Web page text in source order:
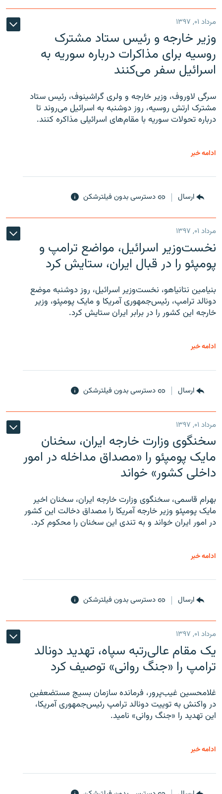
مرداد ۰۱, ۱۳۹۷
وزیر خارجه و رئیس‌ ستاد مشترک
روسیه برای مذاکرات درباره سوریه به
اسرائیل سفر می‌کنند
سرگی لاوروف، وزیر خارجه و ولری گراشینوف، رئیس ستاد
مشترک ارتش روسیه، روز دوشنبه به اسرائیل می‌روند تا
درباره تحولات سوریه با مقام‌های اسرائیلی مذاکره کنند.
ادامه خبر
ارسال دسترسی بدون فیلترشکن
مرداد ۰۱, ۱۳۹۷
نخست‌وزیر اسرائیل، مواضع ترامپ و
پومپئو را در قبال ایران، ستایش کرد
بنیامین نتانیاهو، نخست‌وزیر اسرائیل، روز دوشنبه موضع
دونالد ترامپ، رئیس‌جمهوری آمریکا و مایک پومپئو، وزیر
خارجه این کشور را در برابر ایران ستایش کرد.
ادامه خبر
ارسال دسترسی بدون فیلترشکن
مرداد ۰۱, ۱۳۹۷
سخنگوی وزارت خارجه ایران، سخنان
مایک پومپئو را «مصداق مداخله در امور
داخلی کشور» خواند
بهرام قاسمی، سخنگوی وزارت خارجه ایران، سخنان اخیر
مایک پومپئو وزیر خارجه آمریکا را مصداق دخالت این کشور
در امور ایران خواند و به تندی این سخنان را محکوم کرد.
ادامه خبر
ارسال دسترسی بدون فیلترشکن
مرداد ۰۱, ۱۳۹۷
یک مقام عالی‌رتبه سپاه، تهدید دونالد
ترامپ را «جنگ روانی» توصیف کرد
غلامحسین غیب‌پرور، فرمانده سازمان بسیج مستضعفین
در واکنش به توییت دونالد ترامپ رئیس‌جمهوری آمریکا،
این تهدید را «جنگ روانی» نامید.
ادامه خبر